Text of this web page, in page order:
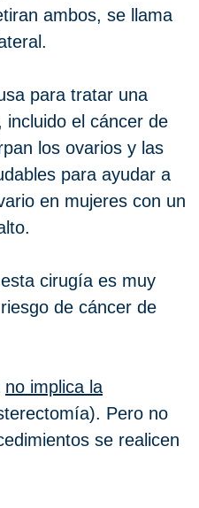
ambos, se llama
para tratar una
incluido el cáncer de
los ovarios y las
para ayudar a
en mujeres con un
cirugía es muy
de cáncer de
no implica la
Pero no
se realicen